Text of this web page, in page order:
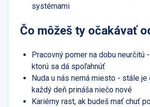
systémami
Čo môžeš ty očakávať
Pracovný pomer na dobu neurčitú
ktorú sa dá spoľahnúť
Nuda u nás nemá miesto - stále je
každý deň prináša niečo nové
Kariérny rast, ak budeš mať chuť